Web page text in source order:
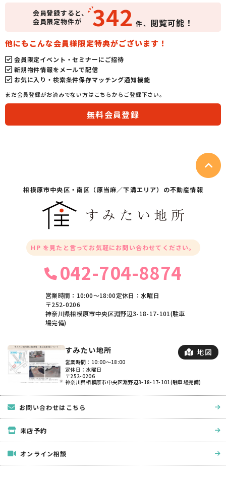
会員登録すると、
会員限定物件が
342 件、 閲覧可能！
他にもこんな会員様限定特典がございます！
会員限定イベント・セミナーにご招待
新規物件情報をメールで配信
お気に入り・検索条件保存マッチング通知機能
まだ会員登録がお済みでない方はこちらからご登録下さい。
無料会員登録
相模原市中央区・ 南区（原当麻／下溝エリア）の不動産情報
HP を見たと言ってお気軽にお問い合わせてください。
042-704-8874
営業時間：10:00〜18:00定休日：水曜日
〒252-0206
神奈川県相模原市中央区淵野辺3-18-17-101(駐車
場完備)
すみたい地所
営業時間：10:00〜18:00
定休日：水曜日
〒252-0206
神奈川県相模原市中央区淵野辺3-18-17-101(駐車場完備)
地図
お問い合わせはこちら
来店予約
オンライン相談